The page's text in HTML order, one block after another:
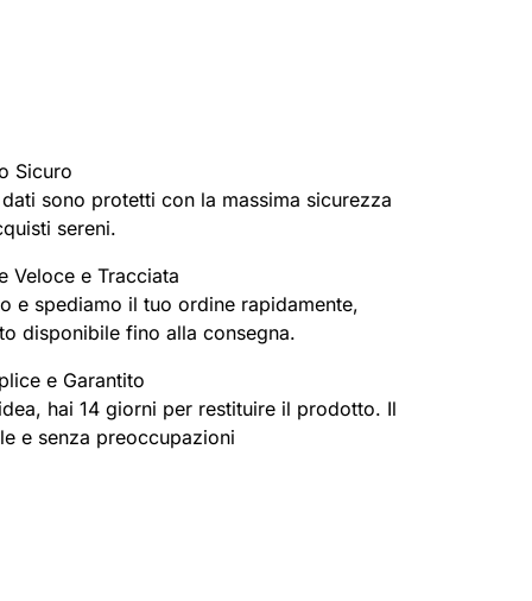
Sicuro
sono protetti con la massima sicurezza
sereni.
Veloce e Tracciata
e spediamo il tuo ordine rapidamente,
disponibile fino alla consegna.
e Garantito
hai 14 giorni per restituire il prodotto. Il
e senza preoccupazioni